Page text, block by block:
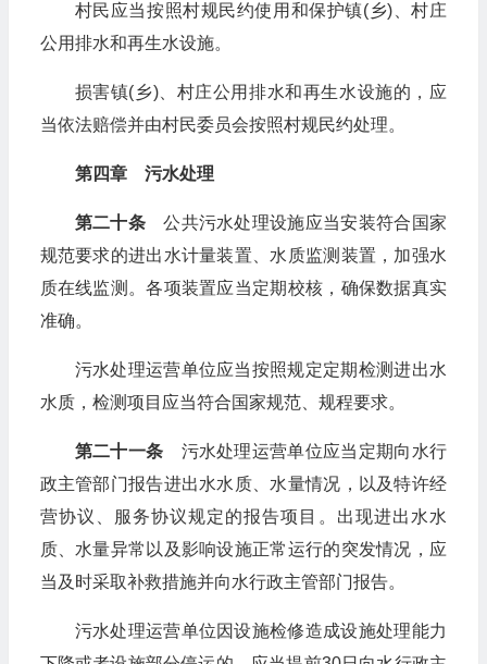
村民应当按照村规民约使用和保护镇(乡)、村庄
公用排水和再生水设施。
损害镇(乡)、村庄公用排水和再生水设施的，应
当依法赔偿并由村民委员会按照村规民约处理。
第四章 污水处理
第二十条公共污水处理设施应当安装符合国家
规范要求的进出水计量装置、水质监测装置，加强水
质在线监测。各项装置应当定期校核，确保数据真实
准确。
污水处理运营单位应当按照规定定期检测进出水
水质，检测项目应当符合国家规范、规程要求。
第二十一条 污水处理运营单位应当定期向水行
政主管部门报告进出水水质、水量情况，以及特许经
营协议、服务协议规定的报告项目。出现进出水水
质、水量异常以及影响设施正常运行的突发情况，应
当及时采取补救措施并向水行政主管部门报告。
污水处理运营单位因设施检修造成设施处理能力